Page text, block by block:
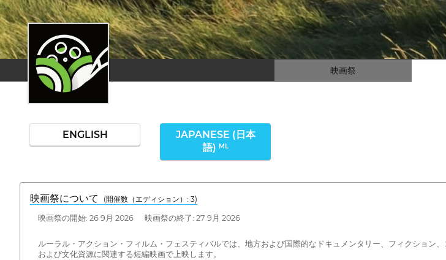
映画祭
ENGLISH
JAPANESE (日本
語) ML
映画祭について (開催数（エディション）: 3)
映画祭の開始: 26 9月 2026 映画祭の終了: 27 9月 2026
ルーラル・アクション・フィルム・フェスティバルでは、地方および国際的なドキュメンタリー、フィクション
および文化資源に関連する短編映画で上映します。